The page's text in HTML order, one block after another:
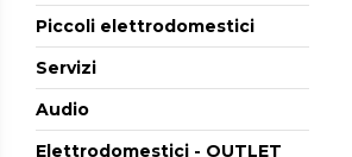
Piccoli elettrodomestici
Servizi
Audio
Elettrodomestici - OUTLET